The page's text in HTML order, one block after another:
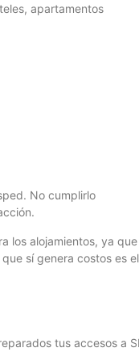
apartamentos
No cumplirlo
los alojamientos, ya que
sí genera costos es el
tus accesos a